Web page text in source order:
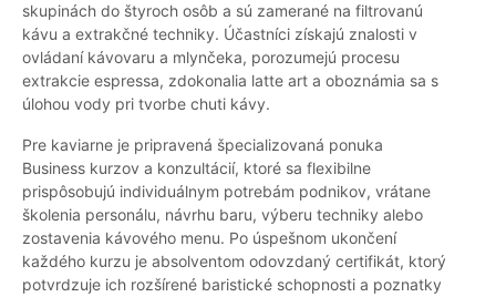
skupinách do štyroch osôb a sú zamerané na filtrovanú
kávu a extrakčné techniky. Účastníci získajú znalosti v
ovládaní kávovaru a mlynčeka, porozumejú procesu
extrakcie espressa, zdokonalia latte art a oboznámia sa s
úlohou vody pri tvorbe chuti kávy.
Pre kaviarne je pripravená špecializovaná ponuka
Business kurzov a konzultácií, ktoré sa flexibilne
prispôsobujú individuálnym potrebám podnikov, vrátane
školenia personálu, návrhu baru, výberu techniky alebo
zostavenia kávového menu. Po úspešnom ukončení
každého kurzu je absolventom odovzdaný certifikát, ktorý
potvrdzuje ich rozšírené baristické schopnosti a poznatky